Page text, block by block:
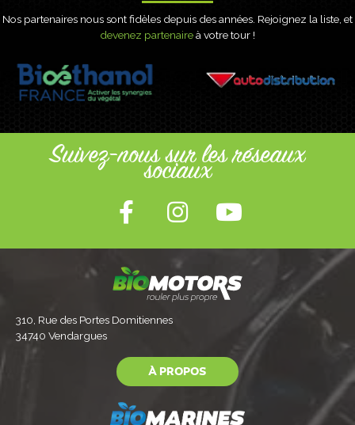
Nos partenaires nous sont fidèles depuis des années. Rejoignez la liste, et
devenez partenaireà votre tour !
Suivez-nous sur les réseaux
sociaux
310, Rue des Portes Domitiennes
34740 Vendargues
À PROPOS